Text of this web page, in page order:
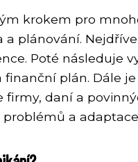
krokem pro
a plánování.
Poté následuje
finanční plán. Dále
firmy, daní a
a